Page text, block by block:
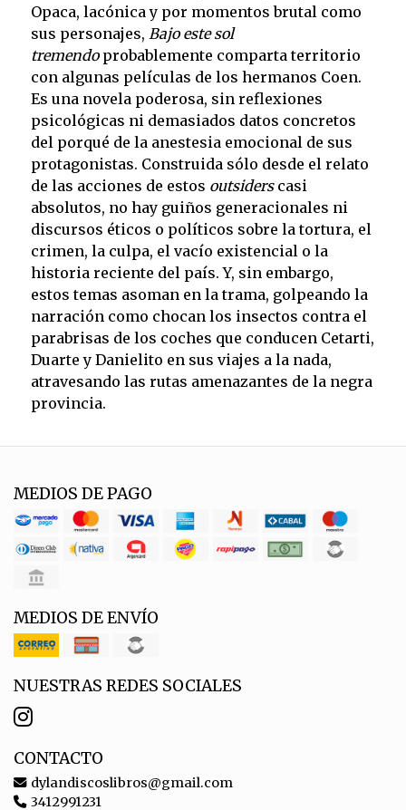
Opaca, lacónica y por momentos brutal como
sus personajes, Bajo este sol
tremendoprobablemente comparta territorio
con algunas películas de los hermanos Coen.
Es una novela poderosa, sin reflexiones
psicológicas ni demasiados datos concretos
del porqué de la anestesia emocional de sus
protagonistas. Construida sólo desde el relato
de las acciones de estos outsiders casi
absolutos, no hay guiños generacionales ni
discursos éticos o políticos sobre la tortura, el
crimen, la culpa, el vacío existencial o la
historia reciente del país. Y, sin embargo,
estos temas asoman en la trama, golpeando la
narración como chocan los insectos contra el
parabrisas de los coches que conducen Cetarti,
Duarte y Danielito en sus viajes a la nada,
atravesando las rutas amenazantes de la negra
provincia.
MEDIOS DE PAGO
MEDIOS DE ENVÍO
NUESTRAS REDES SOCIALES
CONTACTO
dylandiscoslibros@gmail.com
3412991231